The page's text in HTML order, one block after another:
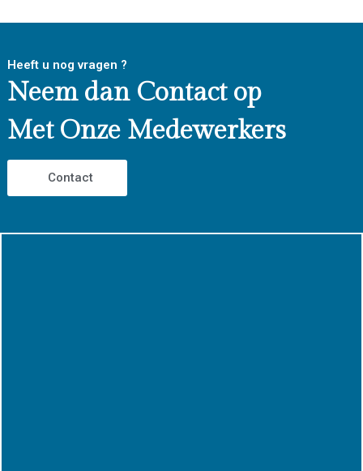
Heeft u nog vragen ?
Neem dan Contact op
Met Onze Medewerkers
Contact